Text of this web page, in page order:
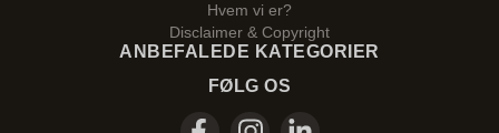
Hvem vi er?
Disclaimer & Copyright
ANBEFALEDE KATEGORIER
FØLG OS